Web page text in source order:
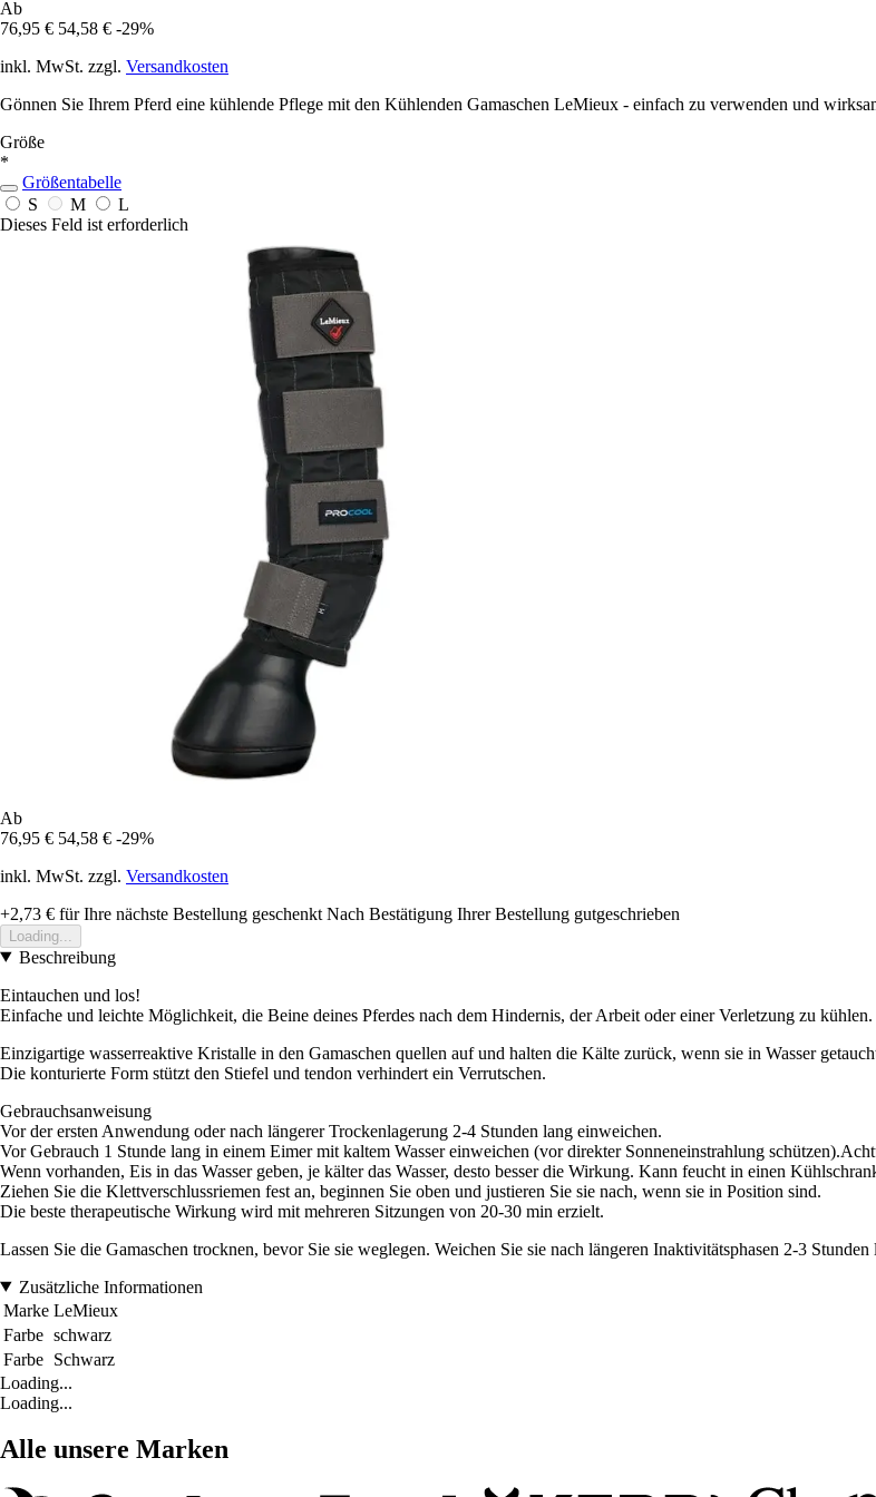
Ab
76,95 € 54,58 € -29%
inkl. MwSt. zzgl. Versandkosten
Gönnen Sie Ihrem Pferd eine kühlende Pflege mit den Kühlenden Gamaschen LeMieux - einfach zu verwenden und
Größe
*
Größentabelle
S
M
L
Dieses Feld ist erforderlich
Ab
76,95 € 54,58 € -29%
inkl. MwSt. zzgl. Versandkosten
+2,73 € für Ihre nächste Bestellung geschenkt Nach Bestätigung Ihrer Bestellung gutgeschrieben
Loading...
Beschreibung
Eintauchen und los!
Einfache und leichte Möglichkeit, die Beine deines Pferdes nach dem Hindernis, der Arbeit oder einer Verletzung zu kühlen.
Einzigartige wasserreaktive Kristalle in den Gamaschen quellen auf und halten die Kälte zurück, wenn sie in Wasser
Die konturierte Form stützt den Stiefel und tendon verhindert ein Verrutschen.
Gebrauchsanweisung
Vor der ersten Anwendung oder nach längerer Trockenlagerung 2-4 Stunden lang einweichen.
Vor Gebrauch 1 Stunde lang in einem Eimer mit kaltem Wasser einweichen (vor direkter Sonneneinstrahlung
Wenn vorhanden, Eis in das Wasser geben, je kälter das Wasser, desto besser die Wirkung. Kann feucht in einen
Ziehen Sie die Klettverschlussriemen fest an, beginnen Sie oben und justieren Sie sie nach, wenn sie in Position sind.
Die beste therapeutische Wirkung wird mit mehreren Sitzungen von 20-30 min erzielt.
Lassen Sie die Gamaschen trocknen, bevor Sie sie weglegen. Weichen Sie sie nach längeren Inaktivitätsphasen 2-3
Zusätzliche Informationen
Marke LeMieux
Farbe schwarz
Farbe Schwarz
Loading...
Loading...
Alle unsere Marken